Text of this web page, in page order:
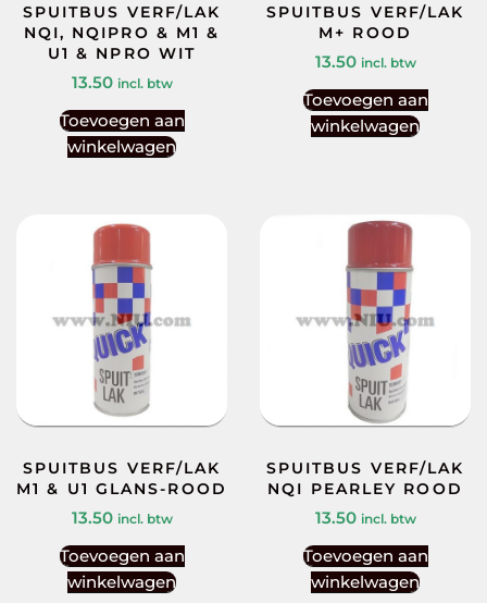
SPUITBUS VERF/LAK
NQI, NQIPRO & M1 &
U1 & NPRO WIT
13.50 incl. btw
Toevoegen aan
winkelwagen
SPUITBUS VERF/LAK
M+ ROOD
13.50 incl. btw
Toevoegen aan
winkelwagen
SPUITBUS VERF/LAK
M1 & U1 GLANS-ROOD
13.50 incl. btw
Toevoegen aan
winkelwagen
SPUITBUS VERF/LAK
NQI PEARLEY ROOD
13.50 incl. btw
Toevoegen aan
winkelwagen